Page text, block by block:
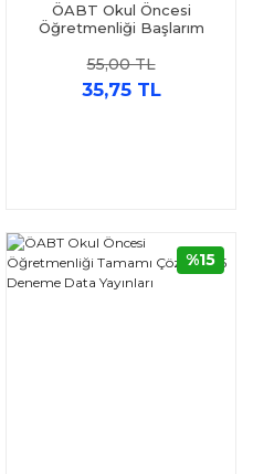
ÖABT Okul Öncesi
Öğretmenliği Başlarım
Kadir Koç Akademi
55,00 TL
35,75 TL
%15